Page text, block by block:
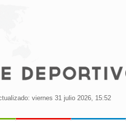
viernes 31 julio 2026, 15:52